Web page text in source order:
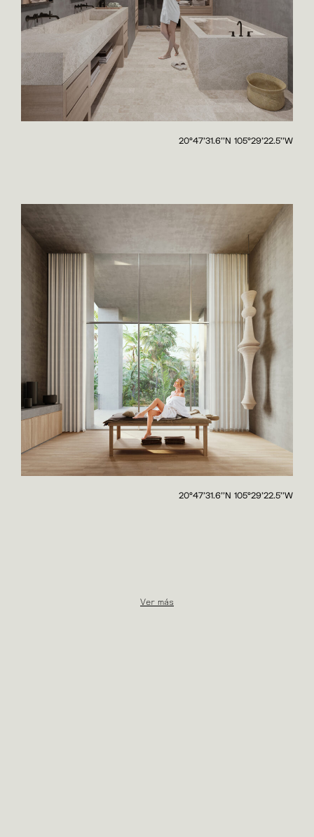
20°47'31.6''N 105°29'22.5''W
20°47'31.6''N 105°29'22.5''W
Ver más